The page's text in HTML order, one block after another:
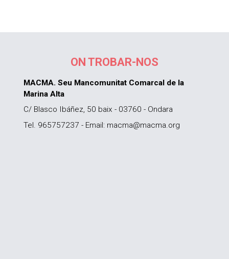
ON TROBAR-NOS
MACMA. Seu Mancomunitat Comarcal de la
Marina Alta
C/ Blasco Ibáñez, 50 baix - 03760 - Ondara
Tel. 965757237 - Email: macma@macma.org